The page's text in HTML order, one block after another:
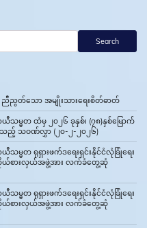
Search
ညီညွတ်သော အမျိုးသားရေးစိတ်ဓာတ်
သမ္မတ ထံမှ ၂၀၂၆ ခုနှစ်၊ (၇၈)နှစ်မြောက်
ပို့သည့် သဝဏ်လွှာ (၂၀-၂-၂၀၂၆)
သမ္မတ ရုရှားဖက်ဒရေးရှင်းနိုင်ငံလုံခြုံရေး
ကိုယ်စားလှယ်အဖွဲ့အား လက်ခံတွေ့ဆုံ
သမ္မတ ရုရှားဖက်ဒရေးရှင်းနိုင်ငံလုံခြုံရေး
ကိုယ်စားလှယ်အဖွဲ့အား လက်ခံတွေ့ဆုံ